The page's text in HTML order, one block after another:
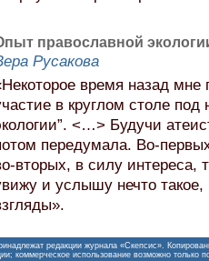
православной
Русакова
время назад мне
в круглом столе
<…> Будучи
передумала. Во-
вторых, в силу интереса,
и услышу нечто такое,
редакции журнала «Скепсис».
коммерческое использование возможно только